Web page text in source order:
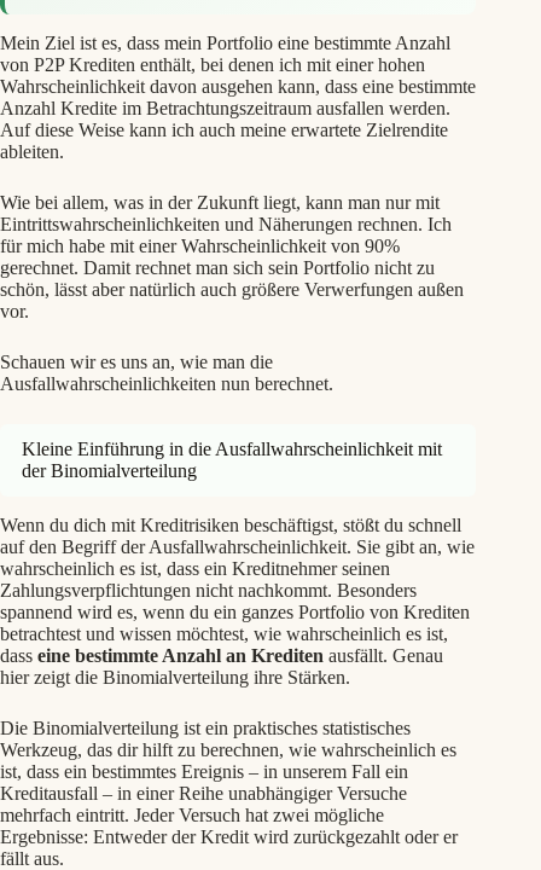
Mein Ziel ist es, dass mein Portfolio eine bestimmte Anzahl
von P2P Krediten enthält, bei denen ich mit einer hohen
Wahrscheinlichkeit davon ausgehen kann, dass eine bestimmte
Anzahl Kredite im Betrachtungszeitraum ausfallen werden.
Auf diese Weise kann ich auch meine erwartete Zielrendite
ableiten.
Wie bei allem, was in der Zukunft liegt, kann man nur mit
Eintrittswahrscheinlichkeiten und Näherungen rechnen. Ich
für mich habe mit einer Wahrscheinlichkeit von 90%
gerechnet. Damit rechnet man sich sein Portfolio nicht zu
schön, lässt aber natürlich auch größere Verwerfungen außen
vor.
Schauen wir es uns an, wie man die
Ausfallwahrscheinlichkeiten nun berechnet.
Kleine Einführung in die Ausfallwahrscheinlichkeit mit
der Binomialverteilung
Wenn du dich mit Kreditrisiken beschäftigst, stößt du schnell
auf den Begriff der Ausfallwahrscheinlichkeit. Sie gibt an, wie
wahrscheinlich es ist, dass ein Kreditnehmer seinen
Zahlungsverpflichtungen nicht nachkommt. Besonders
spannend wird es, wenn du ein ganzes Portfolio von Krediten
betrachtest und wissen möchtest, wie wahrscheinlich es ist,
dass eine bestimmte Anzahl an Krediten ausfällt. Genau
hier zeigt die Binomialverteilung ihre Stärken.
Die Binomialverteilung ist ein praktisches statistisches
Werkzeug, das dir hilft zu berechnen, wie wahrscheinlich es
ist, dass ein bestimmtes Ereignis – in unserem Fall ein
Kreditausfall – in einer Reihe unabhängiger Versuche
mehrfach eintritt. Jeder Versuch hat zwei mögliche
Ergebnisse: Entweder der Kredit wird zurückgezahlt oder er
fällt aus.